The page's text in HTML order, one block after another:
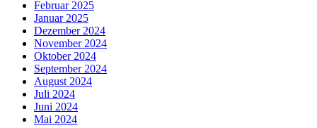
Februar 2025
Januar 2025
Dezember 2024
November 2024
Oktober 2024
September 2024
August 2024
Juli 2024
Juni 2024
Mai 2024